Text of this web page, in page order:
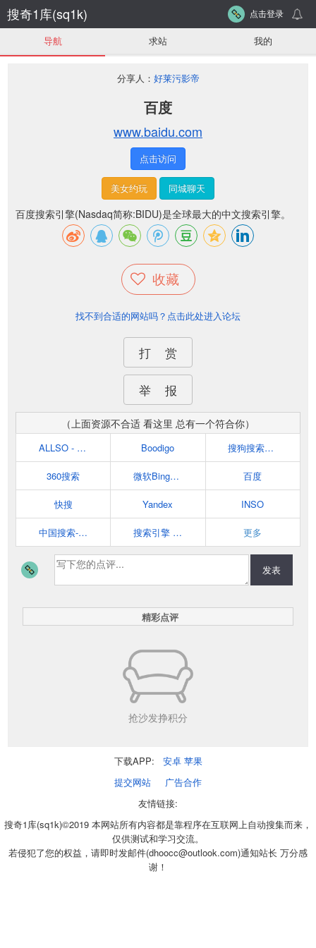
搜奇1库(sq1k) 点击登录
导航 求站 我的
分享人： 好莱污影帝
百度
www.baidu.com
点击访问
美女约玩 同城聊天
百度搜索引擎(Nasdaq简称:BIDU)是全球最大的中文搜索引擎。
收藏
找不到合适的网站吗？点击此处进入论坛
打 赏
举 报
（上面资源不合适 看这里 总有一个符合你）
ALLSO - 聚合搜索引擎 Boodigo 搜狗搜索引擎 - 上网从搜狗开始
360搜索 微软Bing（必应） 百度
快搜 Yandex INSO
中国搜索-国家权威搜索 搜索引擎 - 中文搜索引擎指南网( 搜网 ) 更多
发表
精彩点评
抢沙发挣积分
下载APP: 安卓 苹果
提交网站
广告合作
友情链接:
搜奇1库(sq1k)©2019 本网站所有内容都是靠程序在互联网上自动搜集而来，
仅供测试和学习交流。
若侵犯了您的权益，请即时发邮件(dhoocc@outlook.com)通知站长 万分感
谢！